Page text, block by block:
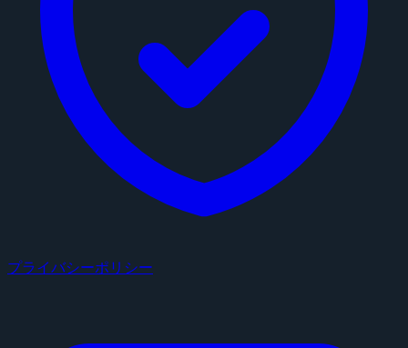
プライバシーポリシー